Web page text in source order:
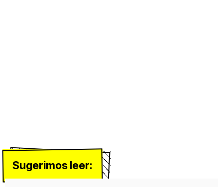
Sugerimos leer: